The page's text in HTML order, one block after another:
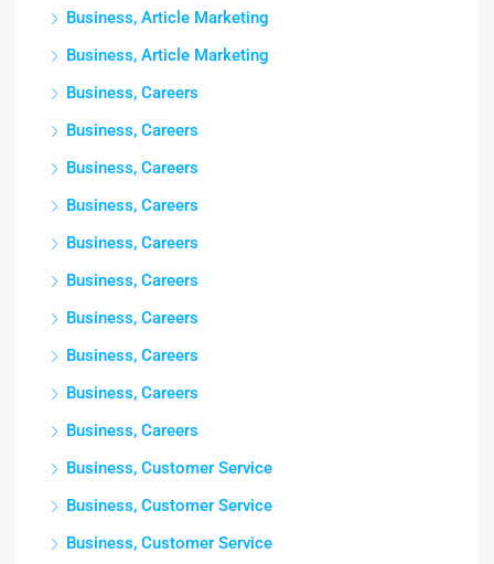
Business, Article Marketing
Business, Article Marketing
Business, Careers
Business, Careers
Business, Careers
Business, Careers
Business, Careers
Business, Careers
Business, Careers
Business, Careers
Business, Careers
Business, Careers
Business, Customer Service
Business, Customer Service
Business, Customer Service